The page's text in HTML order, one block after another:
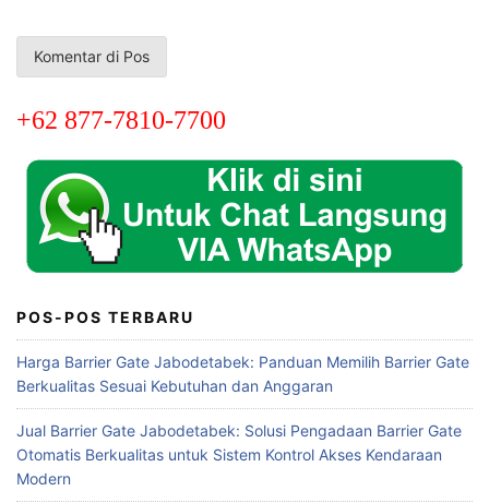
+62 877-7810-7700
POS-POS TERBARU
Harga Barrier Gate Jabodetabek: Panduan Memilih Barrier Gate
Berkualitas Sesuai Kebutuhan dan Anggaran
Jual Barrier Gate Jabodetabek: Solusi Pengadaan Barrier Gate
Otomatis Berkualitas untuk Sistem Kontrol Akses Kendaraan
Modern